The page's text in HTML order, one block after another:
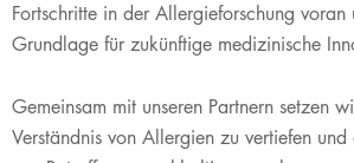
Fortschritte in der Allergieforschung voran
Grundlage für zukünftige medizinische
Gemeinsam mit unseren Partnern setzen
Verständnis von Allergien zu vertiefen